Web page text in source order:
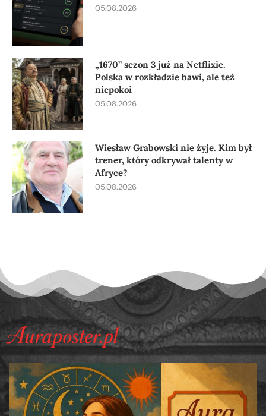
05.08.2026
„1670” sezon 3 już na Netflixie.
Polska w rozkładzie bawi, ale też
niepokoi
05.08.2026
Wiesław Grabowski nie żyje. Kim był
trener, który odkrywał talenty w
Afryce?
05.08.2026